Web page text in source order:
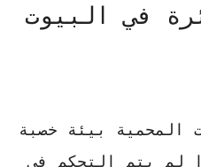
في البيوت
المحمية بيئة خصبة
لم يتم التحكم في